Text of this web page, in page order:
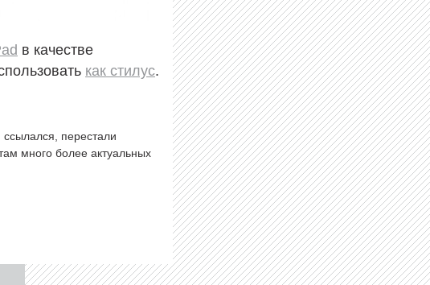
в качестве
как стилус.
перестали
там много более актуальных